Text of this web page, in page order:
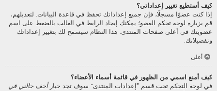
كيف أستطيع تغيير إعداداتي؟
إذا كنت عضوًا مسجلًا، فإن جميع إعداداتك تحفظ في قاعدة البيانات. لتعديلهم،
قم بزيارة لوحة تحكم العضو؛ يمكنك إيجاد الرابط في الغالب بالضغط على اسم
عضويتك في أعلى صفحات المنتدى. هذا النظام سيسمح لك بتغيير إعداداتك
وتفضيلاتك.
أعلى
كيف أمنع اسمي من الظهور في قائمة أسماء الأعضاء؟
في لوحة التحكم تحت قسم ”إعدادات المنتدى“ سوف تجد خيارأخف حالتي في